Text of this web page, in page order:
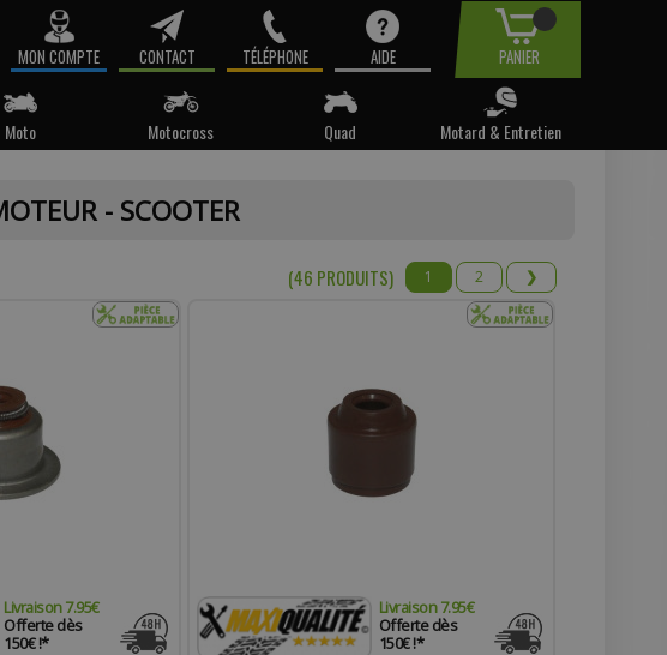
MON COMPTE CONTACT TÉLÉPHONE AIDE PANIER
Moto Motocross Quad Motard & Entretien
- SCOOTER
(46 PRODUITS) 1 2 ❯
Livraison 7.95€
Offerte dès
150€ !*
Livraison 7.95€
Offerte dès
150€ !*
indiquer votre email.
pas